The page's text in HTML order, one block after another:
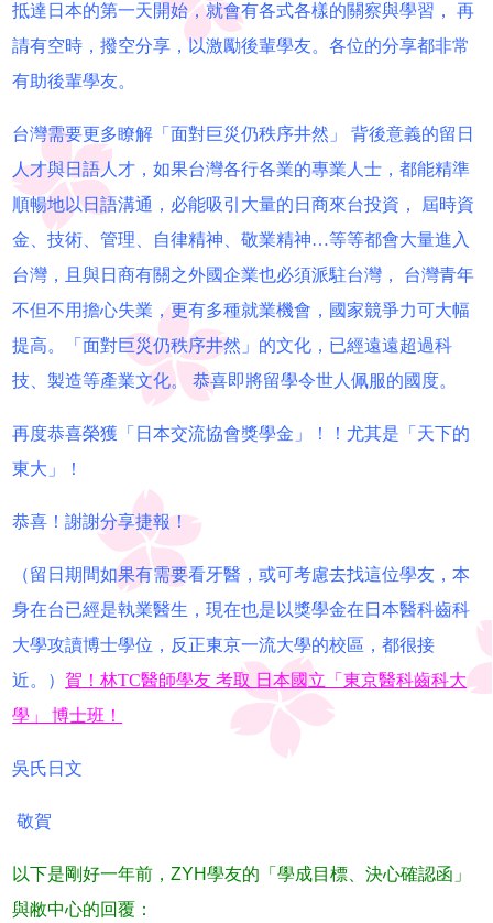
抵達日本的第一天開始，就會有各式各樣的關察與學習， 再
請有空時，撥空分享，以激勵後輩學友。各位的分享都非常
有助後輩學友。
台灣需要更多瞭解「面對巨災仍秩序井然」 背後意義的留日
人才與日語人才，如果台灣各行各業的專業人士，都能精準
順暢地以日語溝通，必能吸引大量的日商來台投資， 屆時資
金、技術、管理、自律精神、敬業精神…等等都會大量進入
台灣，且與日商有關之外國企業也必須派駐台灣， 台灣青年
不但不用擔心失業，更有多種就業機會，國家競爭力可大幅
提高。「面對巨災仍秩序井然」的文化，已經遠遠超過科
技、製造等產業文化。 恭喜即將留學令世人佩服的國度。
再度恭喜榮獲「日本交流協會獎學金」！！尤其是「天下的
東大」！
恭喜！謝謝分享捷報！
（留日期間如果有需要看牙醫，或可考慮去找這位學友，本
身在台已經是執業醫生，現在也是以獎學金在日本醫科齒科
大學攻讀博士學位，反正東京一流大學的校區，都很接
近。）賀！林TC醫師學友 考取 日本國立「東京醫科齒科大
學」 博士班！
吳氏日文
敬賀
以下是剛好一年前，ZYH學友的「學成目標、決心確認函」
與敝中心的回覆：